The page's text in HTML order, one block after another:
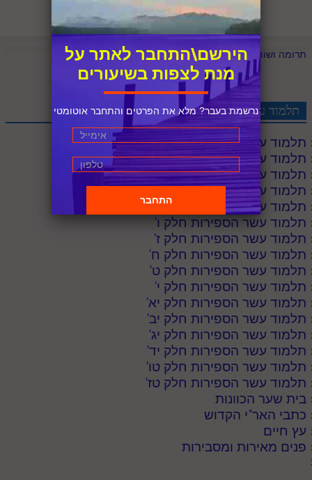
תרומה ושותפות
תלמוד עשר הספירות לקריאה
תלמוד עשר הספירות חלק א'
תלמוד עשר הספירות חלק ב'
תלמוד עשר הספירות חלק ג'
תלמוד עשר הספירות חלק ד'
תלמוד עשר הספירות חלק ה'
תלמוד עשר הספירות חלק ו'
תלמוד עשר הספירות חלק ז'
תלמוד עשר הספירות חלק ח'
תלמוד עשר הספירות חלק ט'
תלמוד עשר הספירות חלק י'
תלמוד עשר הספירות חלק יא'
תלמוד עשר הספירות חלק יב'
תלמוד עשר הספירות חלק יג'
תלמוד עשר הספירות חלק יד'
תלמוד עשר הספירות חלק טו'
תלמוד עשר הספירות חלק טז'
בית שער הכוונות
כתבי האר"י הקדוש
עץ חיים
פנים מאירות ומסבירות
הירשם\התחבר לאתר על
מנת לצפות בשיעורים
נרשמת בעבר? מלא את הפרטים והתחבר אוטומטי